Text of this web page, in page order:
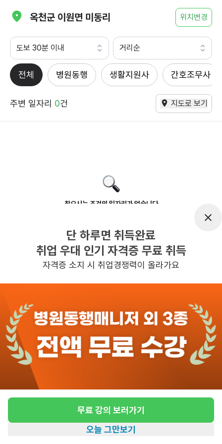
옥천군 이원면 미동리 위치변경
도보 30분 이내 거리순
전체 병원동행 생활지원사 간호조무사
주변 일자리 0건 지도로 보기
찾으시는 조건의 일자리가 없습니다
반경 3KM 이내의 일자리 확인하기
단 하루면 취득완료
취업 우대 인기 자격증 무료 취득
자격증 소지 시 취업경쟁력이 올라가요
무료 강의 보러가기
오늘 그만보기